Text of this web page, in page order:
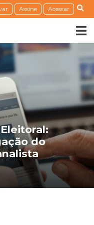
Assine Acessar
do